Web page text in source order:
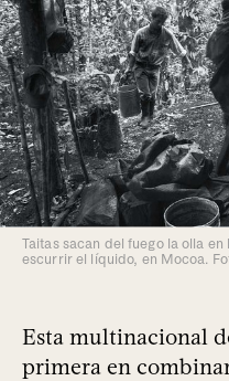
Taitas sacan del fuego la olla
escurrir el líquido, en Mocoa.
Esta multinacional
primera en